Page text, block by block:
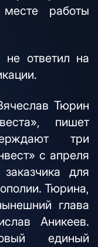
работы
не ответил на
Тюрин
пишет
три
с апреля
для
Тюрина,
глава
Аникеев.
единый